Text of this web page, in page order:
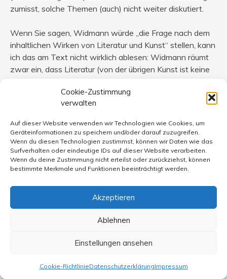
Cookie-Zustimmung
verwalten
Auf dieser Website verwenden wir Technologien wie Cookies, um
Geräteinformationen zu speichern und/oder darauf zuzugreifen.
Wenn du diesen Technologien zustimmst, können wir Daten wie das
Surfverhalten oder eindeutige IDs auf dieser Website verarbeiten.
Wenn du deine Zustimmung nicht erteilst oder zurückziehst, können
bestimmte Merkmale und Funktionen beeinträchtigt werden.
Akzeptieren
Ablehnen
Einstellungen ansehen
Cookie-RichtlinieDatenschutzerklärungImpressum
zumisst, solche Themen (auch) nicht weiter diskutiert.
Wenn Sie sagen, Widmann würde „die Frage nach dem
inhaltlichen Wirken von Literatur und Kunst“ stellen, kann
ich das am Text nicht wirklich ablesen: Widmann räumt
zwar ein, dass Literatur (von der übrigen Kunst ist keine
diese unvorhersehbar (unerklärbar?) und es scheint ihm
(deswegen?) nicht wichtig, Unterschiede der Rezeption
führt zu der von mir beklagten breiigen Unschärfe.
Was die „Wissenschaftlichkeit“ angeht, so muss auch die
subjektiv gefärbte Interpretation, die eben argumentativ
Ansprüchen genügen. Dies gilt auch und gerade, wenn
Arno Widmanns Meinung im Zeitungsartikel zur
zwischen Widmanns Anfangsbeobachtung und seiner
wird, kann ich von Unwissenschaftlichkeit sprechen.